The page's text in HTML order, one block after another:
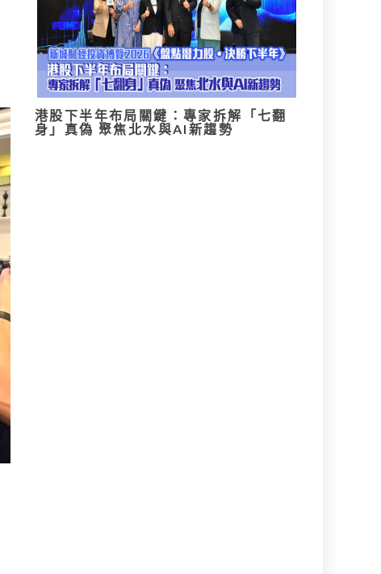
港股下半年布局關鍵：專家拆解「七翻
身」真偽 聚焦北水與AI新趨勢